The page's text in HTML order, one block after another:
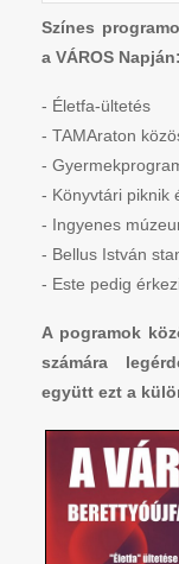
Színes
a VÁROS Napján:
- Életfa-ültetés
- TAMAraton
-
- Könyvtári piknik
- Ingyenes
- Bellus István
- Este pedig
A pogramok
számára
együtt ezt a